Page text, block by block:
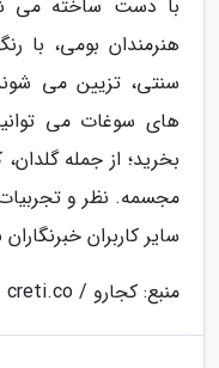
با دست ساخته می
هنرمندان بومی،
سنتی، تزیین می
های سوغات می
بخرید؛ از جمله
مجسمه. نظر و تجربیات
سایر کاربران
منبع: کجارو / creti.co